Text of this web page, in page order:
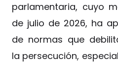
parlamentaria, cuyo
de julio de 2026, ha
de normas que
la persecución,